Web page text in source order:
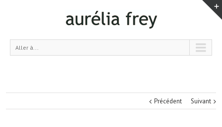
Aller à...
Précédent Suivant